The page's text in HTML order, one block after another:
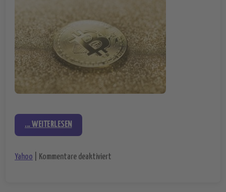
... WEITERLESEN
Yahoo Kommentare deaktiviert